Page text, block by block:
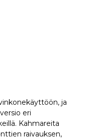
ja
eri
Kahmareita
raivauksen,